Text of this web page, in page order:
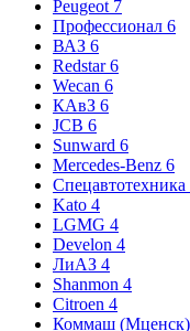
Peugeot 7
Профессионал 6
ВАЗ 6
Redstar 6
Wecan 6
КАвЗ 6
JCB 6
Sunward 6
Mercedes-Benz 6
Спецавтотехника
Kato 4
LGMG 4
Develon 4
ЛиАЗ 4
Shanmon 4
Citroen 4
Коммаш (Мценск)